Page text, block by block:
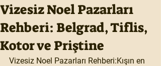
Vizesiz Noel Pazarları
Rehberi: Belgrad, Tiflis,
Kotor ve Priştine
Vizesiz Noel Pazarları Rehberi:Kışın en